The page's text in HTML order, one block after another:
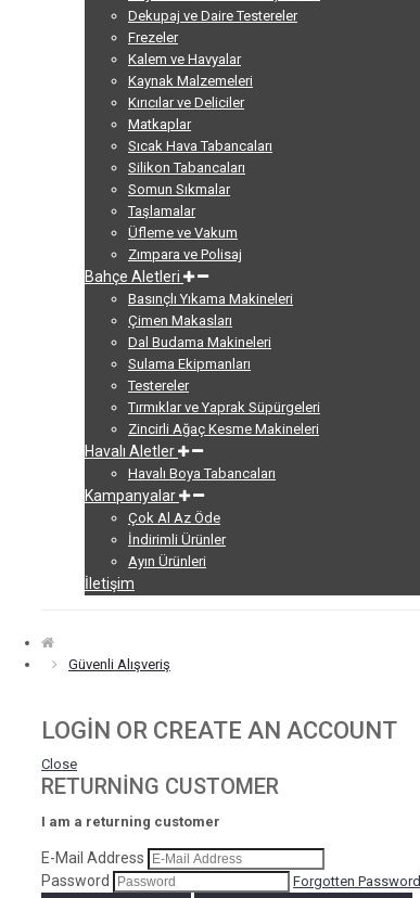
Dekupaj ve Daire Testereler
Frezeler
Kalem ve Havyalar
Kaynak Malzemeleri
Kırıcılar ve Deliciler
Matkaplar
Sıcak Hava Tabancaları
Silikon Tabancaları
Somun Sıkmalar
Taşlamalar
Üfleme ve Vakum
Zımpara ve Polisaj
Bahçe Aletleri
Basınçlı Yıkama Makineleri
Çimen Makasları
Dal Budama Makineleri
Sulama Ekipmanları
Testereler
Tırmıklar ve Yaprak Süpürgeleri
Zincirli Ağaç Kesme Makineleri
Havalı Aletler
Havalı Boya Tabancaları
Kampanyalar
Çok Al Az Öde
İndirimli Ürünler
Ayın Ürünleri
İletişim
Güvenli Alışveriş
LOGIN OR CREATE AN ACCOUNT
Close
RETURNING CUSTOMER
I am a returning customer
E-Mail Address
Password
Forgotten Password